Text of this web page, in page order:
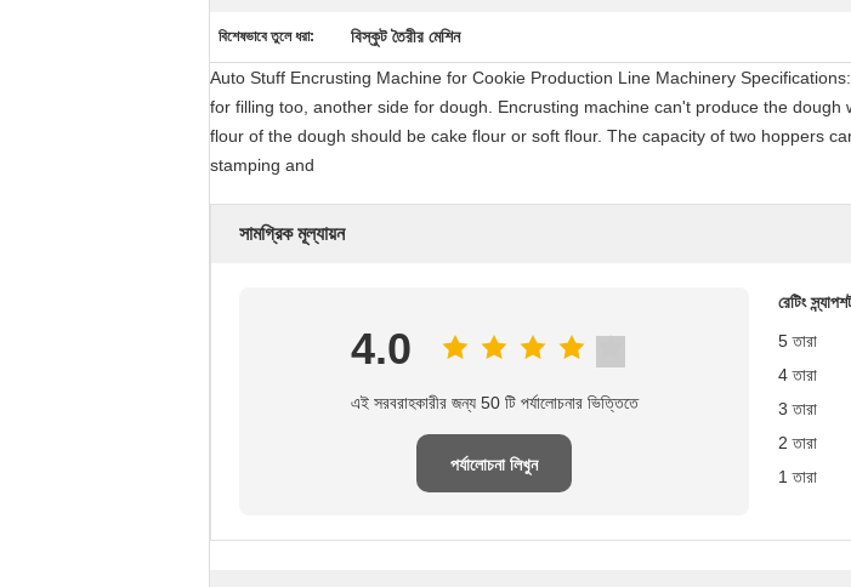
বিশেষভাবে তুলে ধরা: বিস্কুট তৈরীর মেশিন
Auto Stuff Encrusting Machine for Cookie Production Line Machinery
for filling too, another side for dough. Encrusting machine can't produce the
flour of the dough should be cake flour or soft flour. The capacity of two hoppers
stamping and
সামগ্রিক মূল্যায়ন
4.0
এই সরবরাহকারীর জন্য 50 টি পর্যালোচনার ভিত্তিতে
পর্যালোচনা লিখুন
রেটিং
5 তারা
4 তারা
3 তারা
2 তারা
1 তারা